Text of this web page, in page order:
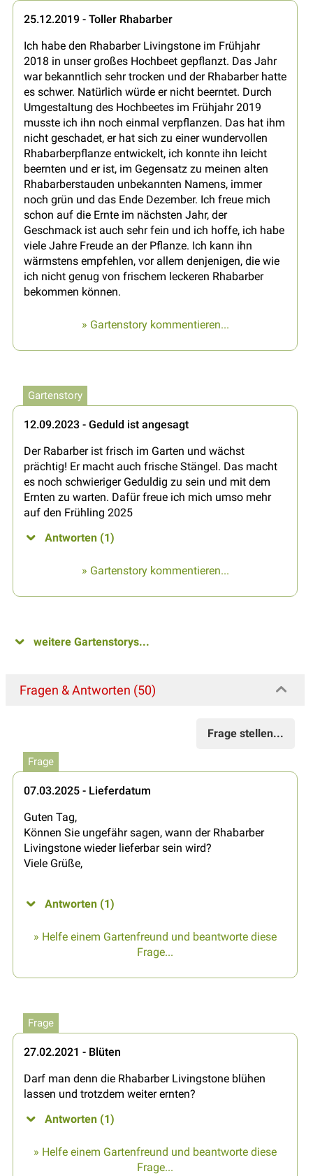
25.12.2019 - Toller Rhabarber
Ich habe den Rhabarber Livingstone im Frühjahr
2018 in unser großes Hochbeet gepflanzt. Das Jahr
war bekanntlich sehr trocken und der Rhabarber hatte
es schwer. Natürlich würde er nicht beerntet. Durch
Umgestaltung des Hochbeetes im Frühjahr 2019
musste ich ihn noch einmal verpflanzen. Das hat ihm
nicht geschadet, er hat sich zu einer wundervollen
Rhabarberpflanze entwickelt, ich konnte ihn leicht
beernten und er ist, im Gegensatz zu meinen alten
Rhabarberstauden unbekannten Namens, immer
noch grün und das Ende Dezember. Ich freue mich
schon auf die Ernte im nächsten Jahr, der
Geschmack ist auch sehr fein und ich hoffe, ich habe
viele Jahre Freude an der Pflanze. Ich kann ihn
wärmstens empfehlen, vor allem denjenigen, die wie
ich nicht genug von frischem leckeren Rhabarber
bekommen können.
» Gartenstory kommentieren...
Gartenstory
12.09.2023 - Geduld ist angesagt
Der Rabarber ist frisch im Garten und wächst
prächtig! Er macht auch frische Stängel. Das macht
es noch schwieriger Geduldig zu sein und mit dem
Ernten zu warten. Dafür freue ich mich umso mehr
auf den Frühling 2025
Antworten (1)
» Gartenstory kommentieren...
weitere Gartenstorys...
Fragen & Antworten (50)
Frage stellen...
Frage
07.03.2025 - Lieferdatum
Guten Tag,
Können Sie ungefähr sagen, wann der Rhabarber
Livingstone wieder lieferbar sein wird?
Viele Grüße,
Antworten (1)
» Helfe einem Gartenfreund und beantworte diese
Frage...
Frage
27.02.2021 - Blüten
Darf man denn die Rhabarber Livingstone blühen
lassen und trotzdem weiter ernten?
Antworten (1)
» Helfe einem Gartenfreund und beantworte diese
Frage...